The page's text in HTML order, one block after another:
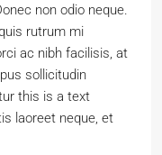
non odio neque.
rutrum mi
ac nibh facilisis, at
sollicitudin
this is a text
laoreet neque, et